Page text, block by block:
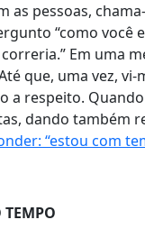
as pessoas,
“como você
correria.” Em uma
que, uma vez,
a respeito.
dando também
“estou com
TEMPO